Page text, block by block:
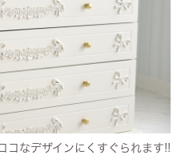
コなデザインにくすぐられます!!